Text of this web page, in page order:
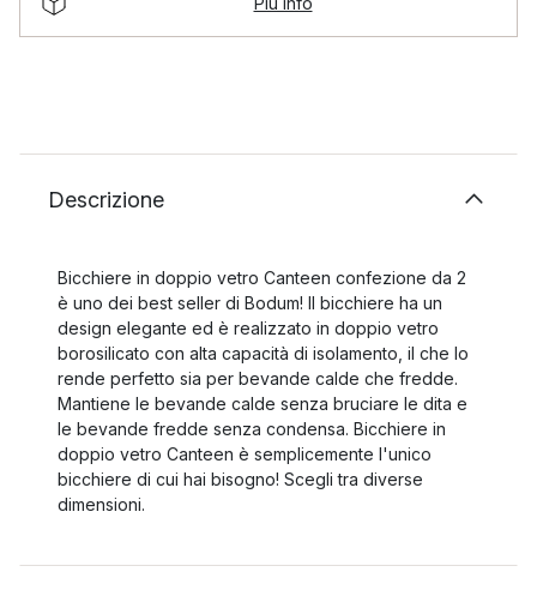
Descrizione
Bicchiere in doppio vetro Canteen confezione da 2
è uno dei best seller di Bodum! Il bicchiere ha un
design elegante ed è realizzato in doppio vetro
borosilicato con alta capacità di isolamento, il che lo
rende perfetto sia per bevande calde che fredde.
Mantiene le bevande calde senza bruciare le dita e
le bevande fredde senza condensa. Bicchiere in
doppio vetro Canteen è semplicemente l'unico
bicchiere di cui hai bisogno! Scegli tra diverse
dimensioni.